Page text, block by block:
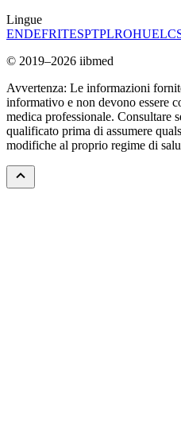
Lingue
ENDEFRITESPTPLROHUEL
© 2019–2026 iibmed
Avvertenza: Le informazioni
informativo e non devono essere
medica professionale. Consultare
qualificato prima di assumere
modifiche al proprio regime di